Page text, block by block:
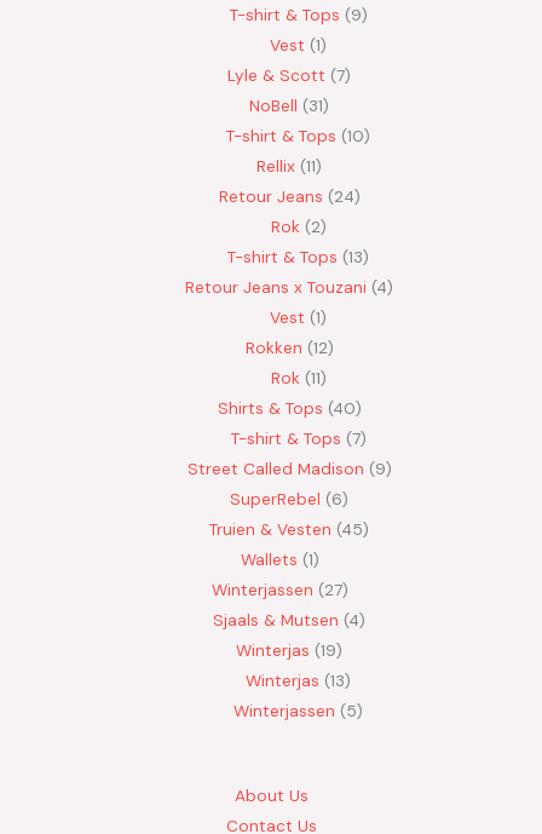
T-shirt & Tops 9
Vest 1
Lyle & Scott 7
NoBell
31
T-shirt & Tops 10
Rellix 11
Retour Jeans 24
Rok 2
T-shirt & Tops 13
Retour Jeans x Touzani 4
Vest 1
Rokken 12
Rok 11
Shirts & Tops 40
T-shirt & Tops 7
Street Called Madison 9
SuperRebel
6
Truien & Vesten 45
Wallets 1
Winterjassen
27
Sjaals & Mutsen 4
Winterjas 19
Winterjas 13
Winterjassen
5
About Us
Contact Us